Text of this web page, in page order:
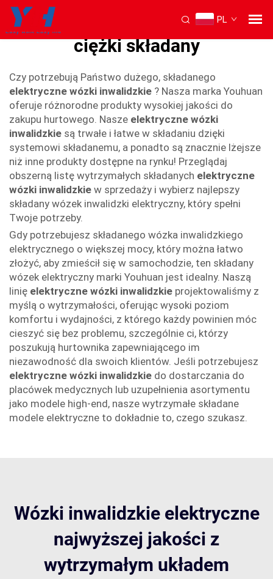
PL
wózek inwalidzki elektryczny
ciężki składany
Czy potrzebują Państwo dużego, składanego
elektryczne wózki inwalidzkie ? Nasza marka Youhuan
oferuje różnorodne produkty wysokiej jakości do
zakupu hurtowego. Nasze elektryczne wózki
inwalidzkie są trwałe i łatwe w składaniu dzięki
systemowi składanemu, a ponadto są znacznie lżejsze
niż inne produkty dostępne na rynku! Przeglądaj
obszerną listę wytrzymałych składanych elektryczne
wózki inwalidzkie w sprzedaży i wybierz najlepszy
składany wózek inwalidzki elektryczny, który spełni
Twoje potrzeby.
Gdy potrzebujesz składanego wózka inwalidzkiego
elektrycznego o większej mocy, który można łatwo
złożyć, aby zmieścił się w samochodzie, ten składany
wózek elektryczny marki Youhuan jest idealny. Naszą
linię elektryczne wózki inwalidzkie projektowaliśmy z
myślą o wytrzymałości, oferując wysoki poziom
komfortu i wydajności, z którego każdy powinien móc
cieszyć się bez problemu, szczególnie ci, którzy
poszukują hurtownika zapewniającego im
niezawodność dla swoich klientów. Jeśli potrzebujesz
elektryczne wózki inwalidzkie do dostarczania do
placówek medycznych lub uzupełnienia asortymentu
jako modele high-end, nasze wytrzymałe składane
modele elektryczne to dokładnie to, czego szukasz.
Wózki inwalidzkie elektryczne
najwyższej jakości z
wytrzymałym układem